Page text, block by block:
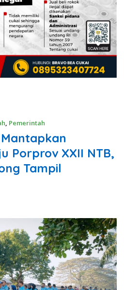
, Pemerintah
Porprov XXII NTB,
Tampil